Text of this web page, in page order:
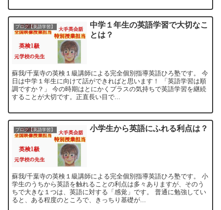
ブログ【英語学習】
中学１年生の英語学習で大切なこ
とは？
蘇我/千葉寺の英検１級講師による完全個別指導英語ひろ塾です。 今
日は中学１年生に向けて話ができればと思います！ 「英語学習は順
調ですか？」 今の時期はとにかくプラスの気持ちで英語学習を継続
することが大切です。正直長い目で...
ブログ【英語学習】 小学生から英語にふれる利点は？
蘇我/千葉寺の英検１級講師による完全個別指導英語ひろ塾です。 小
学生のうちから英語を触れることの利点は多々ありますが、そのう
ちで大きな１つは、英語に対する「感覚」です。 普通に勉強してい
ると、ある程度のところで、きっちり基礎が...